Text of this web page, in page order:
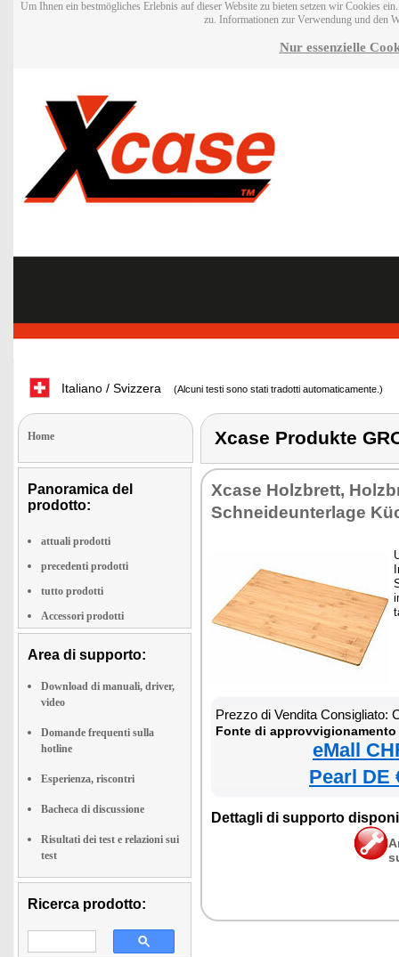
Um Ihnen ein bestmögliches Erlebnis auf dieser Website zu bieten setzen wir Cookies
zu. Informationen zur Verwendung und den
Nur essenzielle
Italiano / Svizzera (Alcuni testi sono stati tradotti automaticamente.)
Home
Panoramica del
prodotto:
attuali prodotti
precedenti prodotti
tutto prodotti
Accessori prodotti
Area di supporto:
Download di manuali, driver,
video
Domande frequenti sulla
hotline
Esperienza, riscontri
Bacheca di discussione
Risultati dei test e relazioni sui
test
Ricerca prodotto:
Xcase Produkte
Xcase Holzbrett,
Schneideunterlage
Prezzo di Vendita Consigliato:
Fonte di
eMall
Pearl DE
Dettagli di supporto